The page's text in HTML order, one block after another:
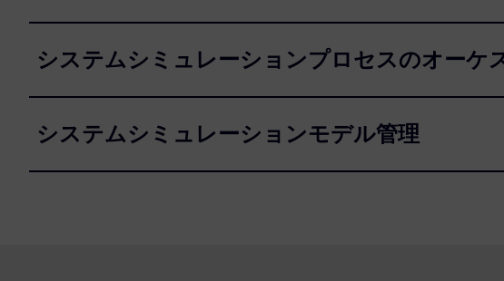
システムシミュレーションプロセスのオーケ
システムシミュレーションモデル管理